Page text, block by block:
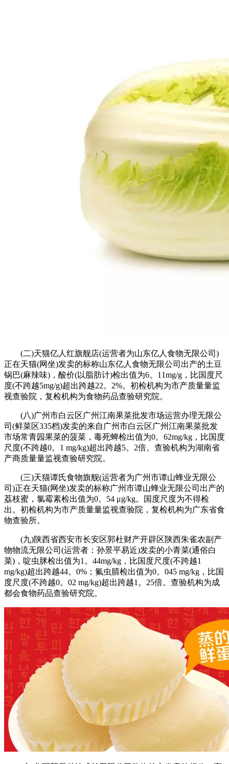
(二)天猫亿人红旗舰店(运营者为山东亿人食物无限公司)
正在天猫(网坐)发卖的标称山东亿人食物无限公司出产的土豆
锅巴(麻辣味)，酸价(以脂肪计)检出值为6。11mg/g，比国度尺
度(不跨越5mg/g)超出跨越22。2%。初检机构为市产质量量监
视查验院，复检机构为食物药品查验研究院。
(八)广州市白云区广州江南果菜批发市场运营办理无限公
司(鲜菜区335档)发卖的来自广州市白云区广州江南果菜批发
市场常青园果菜的菠菜，毒死蜱检出值为0。62mg/kg，比国度
尺度(不跨越0。1 mg/kg)超出跨越5。2倍。查验机构为湖南省
产商质量量监视查验研究院。
(三)天猫谭氏食物旗舰(运营者为广州市谭山蜂业无限公
司)正在天猫(网坐)发卖的标称广州市谭山蜂业无限公司出产的
荔枝蜜，氯霉素检出值为0。54 μg/kg。国度尺度为不得检
出。初检机构为市产质量量监视查验院，复检机构为广东省食
物查验所。
(九)陕西省西安市长安区郭杜财产开辟区陕西朱雀农副产
物物流无限公司(运营者：孙景平易近)发卖的小青菜(通俗白
菜)，啶虫脒检出值为1。44mg/kg，比国度尺度(不跨越1
mg/kg)超出跨越44。0%；氟虫腈检出值为0。045 mg/kg，比国
度尺度(不跨越0。02 mg/kg)超出跨越1。25倍。查验机构为成
都会食物药品查验研究院。